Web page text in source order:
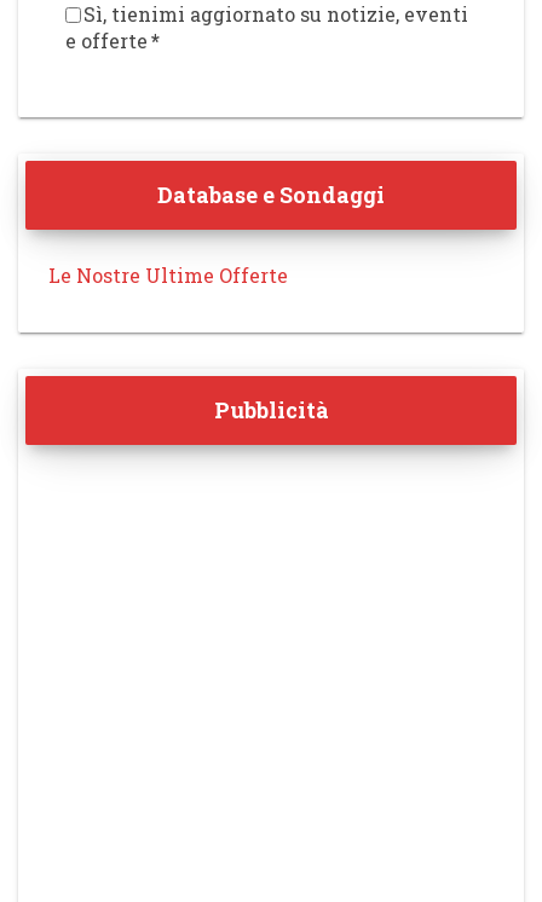
Sì, tienimi aggiornato su notizie, eventi
e offerte*
Database e Sondaggi
Le Nostre Ultime Offerte
Pubblicità